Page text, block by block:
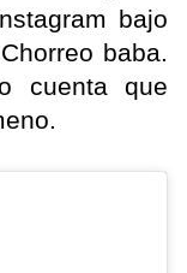
bajo
baba.
cuenta que